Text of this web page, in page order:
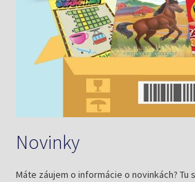
Novinky
Máte záujem o informácie o novinkách? Tu